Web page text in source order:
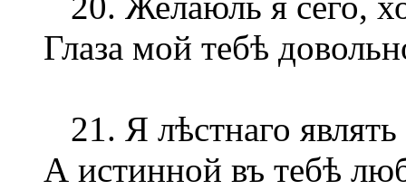
Глаза мой тебѣ
21. Я лѣстнаго
А истинной въ тебѣ